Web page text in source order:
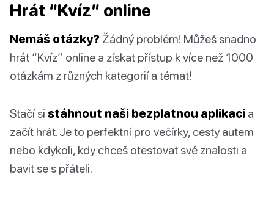
Hrát “Kvíz” online
Nemáš otázky? Žádný problém! Můžeš snadno
hrát “Kvíz” online a získat přístup k více než 1000
otázkám z různých kategorií a témat!
Stačí si stáhnout naši bezplatnou aplikaci a
začít hrát. Je to perfektní pro večírky, cesty autem
nebo kdykoli, kdy chceš otestovat své znalosti a
bavit se s přáteli.